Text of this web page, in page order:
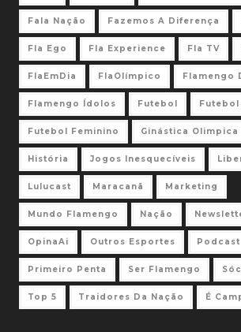
Fala Nação Fazemos A Diferença
Fla Ego Fla Experience Fla TV
FlaEmDia FlaOlímpico Flamengo
Flamengo Ídolos Futebol
Futebol Feminino Ginástica Olimpica
História Jogos Inesquecíveis
Lulucast Maracanã Marketing
Mundo Flamengo Nação
OpinaAi Outros Esportes Podcast
Primeiro Penta Ser Flamengo
Top 5 Traidores Da Nação É